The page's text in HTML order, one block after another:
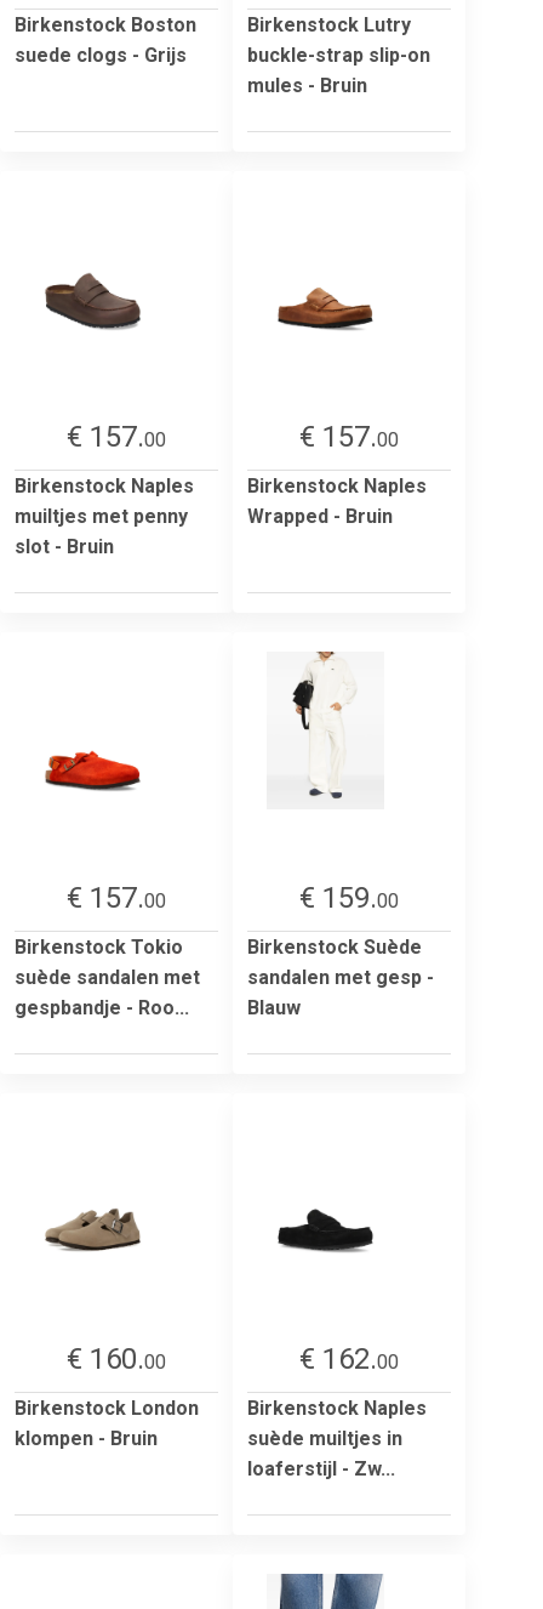
Birkenstock Boston
suede clogs - Grijs
Birkenstock Lutry
buckle-strap slip-on
mules - Bruin
€ 157.00
Birkenstock Naples
muiltjes met penny
slot - Bruin
€ 157.00
Birkenstock Naples
Wrapped - Bruin
€ 157.00
Birkenstock Tokio
suède sandalen met
gespbandje - Roo...
€ 159.00
Birkenstock Suède
sandalen met gesp -
Blauw
€ 160.00
Birkenstock London
klompen - Bruin
€ 162.00
Birkenstock Naples
suède muiltjes in
loaferstijl - Zw...